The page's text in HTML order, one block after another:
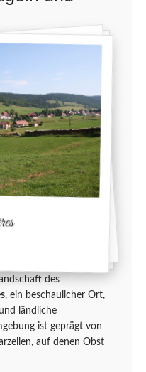
des
, ein beschaulicher Ort,
ländliche
ist geprägt von
auf denen Obst